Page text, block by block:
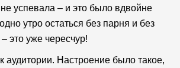
успевала – и это было вдвойне
утро остаться без парня и без
это уже чересчур!
аудитории. Настроение было такое,